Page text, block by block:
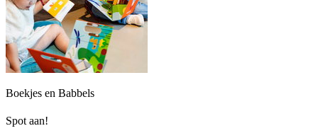
Boekjes en Babbels
Spot aan!